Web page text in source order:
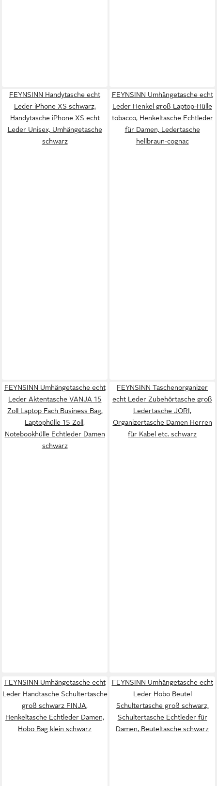
FEYNSINN Handytasche echt
Leder iPhone XS schwarz,
Handytasche iPhone XS echt
Leder Unisex, Umhängetasche
schwarz
FEYNSINN Umhängetasche echt
Leder Henkel groß Laptop-Hülle
tobacco, Henkeltasche Echtleder
für Damen, Ledertasche
hellbraun-cognac
FEYNSINN Umhängetasche echt
Leder Aktentasche VANJA 15
Zoll Laptop Fach Business Bag,
Laptophülle 15 Zoll,
Notebookhülle Echtleder Damen
schwarz
FEYNSINN Taschenorganizer
echt Leder Zubehörtasche groß
Ledertasche JORI,
Organizertasche Damen Herren
für Kabel etc. schwarz
FEYNSINN Umhängetasche echt
Leder Handtasche Schultertasche
groß schwarz FINJA,
Henkeltasche Echtleder Damen,
Hobo Bag klein schwarz
FEYNSINN Umhängetasche echt
Leder Hobo Beutel
Schultertasche groß schwarz,
Schultertasche Echtleder für
Damen, Beuteltasche schwarz